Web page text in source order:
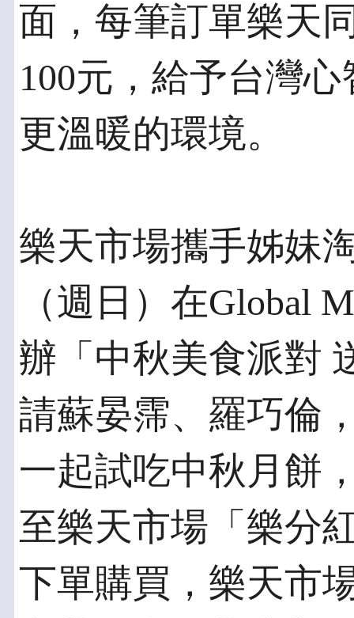
面，每筆訂單樂天
100元，給予台灣
更溫暖的環境。
樂天市場攜手姊妹
（週日）在Global
辦「中秋美食派對
請蘇晏霈、羅巧倫
一起試吃中秋月餅
至樂天市場「樂分
下單購買，樂天市